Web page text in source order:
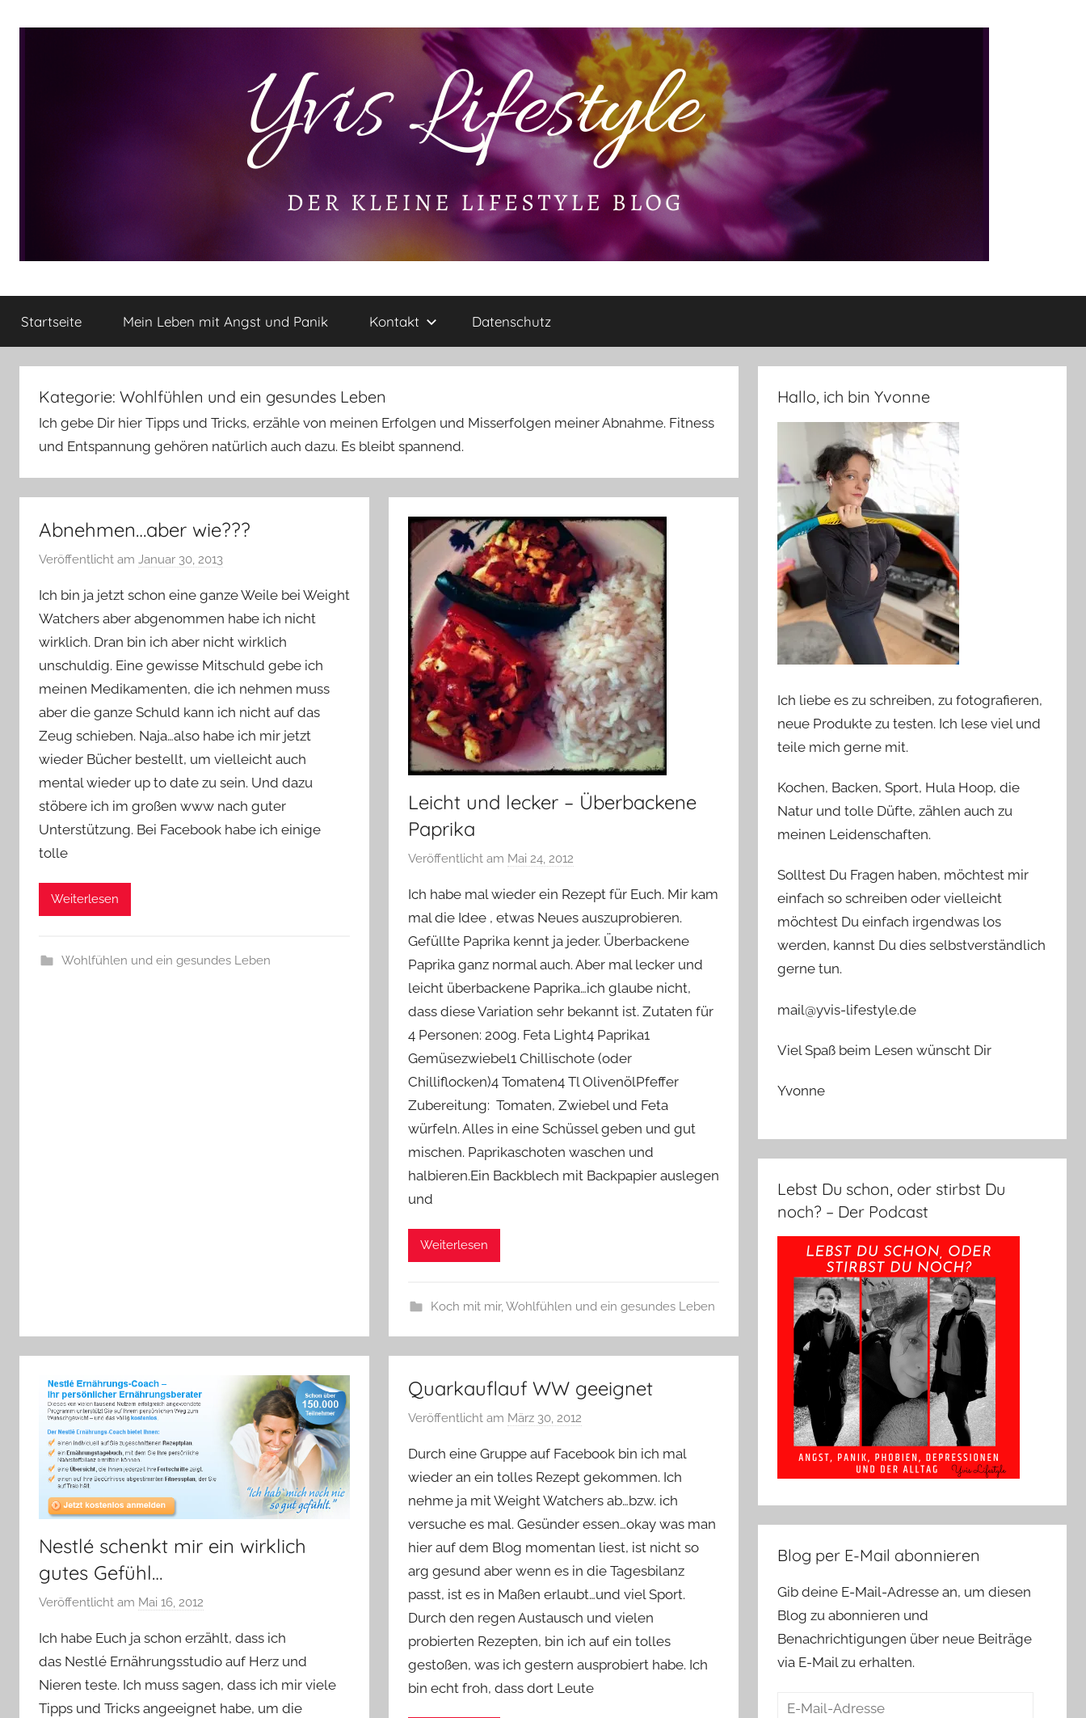
Yvis
Lifestyle
kleine
Lifestyle
Rezensionen,
Produkttests
und
Startseite Mein Leben mit Angst und Panik Kontakt Datenschutz
Kategorie: Wohlfühlen und ein gesundes Leben
Ich gebe Dir hier Tipps und Tricks, erzähle von meinen Erfolgen und Misserfolgen meiner Abnahme. Fitness
und Entspannung gehören natürlich auch dazu. Es bleibt spannend.
Abnehmen…aber wie???
Veröffentlicht am Januar 30, 2013
n
Y
v
o
n
n
Ich bin ja jetzt schon eine ganze Weile bei Weight
Watchers aber abgenommen habe ich nicht
wirklich. Dran bin ich aber nicht wirklich
unschuldig. Eine gewisse Mitschuld gebe ich
meinen Medikamenten, die ich nehmen muss
aber die ganze Schuld kann ich nicht auf das
Zeug schieben. Naja…also habe ich mir jetzt
wieder Bücher bestellt, um vielleicht auch
mental wieder up to date zu sein. Und dazu
stöbere ich im großen www nach guter
Unterstützung. Bei Facebook habe ich einige
tolle
Weiterlesen
Wohlfühlen und ein gesundes Leben
Leicht und lecker – Überbackene
Paprika
Veröffentlicht am Mai 24, 2012
n
Y
v
o
n
n
e
Ich habe mal wieder ein Rezept für Euch. Mir kam
mal die Idee , etwas Neues auszuprobieren.
Gefüllte Paprika kennt ja jeder. Überbackene
Paprika ganz normal auch. Aber mal lecker und
leicht überbackene Paprika…ich glaube nicht,
dass diese Variation sehr bekannt ist. Zutaten für
4 Personen: 200g. Feta Light4 Paprika1
Gemüsezwiebel1 Chillischote (oder
Chilliflocken)4 Tomaten4 Tl OlivenölPfeffer
Zubereitung: Tomaten, Zwiebel und Feta
würfeln. Alles in eine Schüssel geben und gut
mischen. Paprikaschoten waschen und
halbieren.Ein Backblech mit Backpapier auslegen
und
Weiterlesen
Koch mit mir, Wohlfühlen und ein gesundes Leben
Nestlé schenkt mir ein wirklich
gutes Gefühl…
Veröffentlicht am Mai 16, 2012
n
Y
v
o
Ich habe Euch ja schon erzählt, dass ich
das Nestlé Ernährungsstudio auf Herz und
Nieren teste. Ich muss sagen, dass ich mir viele
Tipps und Tricks angeeignet habe, um die
Quarkauflauf WW geeignet
Veröffentlicht am März 30, 2012
n
Y
v
o
n
n
e
Durch eine Gruppe auf Facebook bin ich mal
wieder an ein tolles Rezept gekommen. Ich
nehme ja mit Weight Watchers ab…bzw. ich
versuche es mal. Gesünder essen…okay was man
hier auf dem Blog momentan liest, ist nicht so
arg gesund aber wenn es in die Tagesbilanz
passt, ist es in Maßen erlaubt…und viel Sport.
Durch den regen Austausch und vielen
probierten Rezepten, bin ich auf ein tolles
gestoßen, was ich gestern ausprobiert habe. Ich
bin echt froh, dass dort Leute
Hallo, ich bin Yvonne
Ich liebe es zu schreiben, zu fotografieren,
neue Produkte zu testen. Ich lese viel und
teile mich gerne mit.
Kochen, Backen, Sport, Hula Hoop, die
Natur und tolle Düfte, zählen auch zu
meinen Leidenschaften.
Solltest Du Fragen haben, möchtest mir
einfach so schreiben oder vielleicht
möchtest Du einfach irgendwas los
werden, kannst Du dies selbstverständlich
gerne tun.
mail@yvis-lifestyle.de
Viel Spaß beim Lesen wünscht Dir
Yvonne
Lebst Du schon, oder stirbst Du
noch? – Der Podcast
Blog per E-Mail abonnieren
Gib deine E-Mail-Adresse an, um diesen
Blog zu abonnieren und
Benachrichtigungen über neue Beiträge
via E-Mail zu erhalten.
E-